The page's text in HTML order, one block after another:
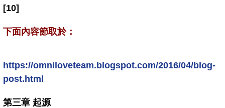
[10]
下面內容節取於：
https://omniloveteam.blogspot.com/2016/04/blog-
post.html
第三章 起源